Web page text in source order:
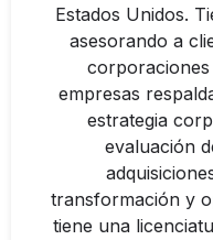
Estados Unidos.
asesorando a
empresas
estrategia
evaluación
transformación y
tiene una